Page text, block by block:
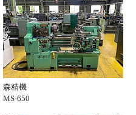
森精機
MS-650